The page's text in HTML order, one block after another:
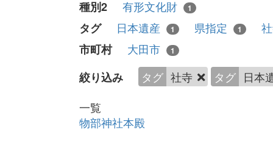
種別2 有形文化財 1
タグ 日本遺産 1 県指定 1
市町村
大田市 1
絞り込み タグ 社寺 タグ 日本
一覧
物部神社本殿